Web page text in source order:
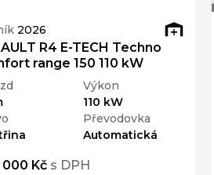
2026
R4 E-TECH Techno
range 150 110 kW
Výkon
110 kW
Převodovka
Automatická
Kč s DPH